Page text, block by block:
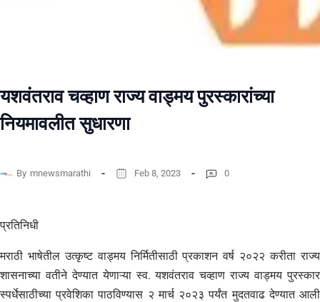
यशवंतराव चव्हाण राज्य वाड्मय पुरस्कारांच्या
नियमावलीत सुधारणा
By mnewsmarathi Feb 8, 2023 0
प्रतिनिधी
मराठी भाषेतील उत्कृष्ट वाड्मय निर्मितीसाठी प्रकाशन वर्ष २०२२ करीता राज्य
शासनाच्या वतीने देण्यात येणाऱ्या स्व. यशवंतराव चव्हाण राज्य वाड्मय पुरस्कार
स्पर्धेसाठीच्या प्रवेशिका पाठविण्यास २ मार्च २०२३ पर्यंत मुदतवाढ देण्यात आली